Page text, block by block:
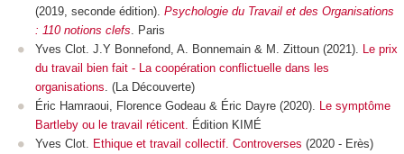
(2019, seconde édition). Psychologie du Travail et des Organisations
: 110 notions clefs . Paris
Yves Clot. J.Y Bonnefond, A. Bonnemain & M. Zittoun (2021).
Le prix
du travail bien fait - La coopération conflictuelle dans les
organisations . (La Découverte)
Éric Hamraoui, Florence Godeau & Éric Dayre (2020).
Le symptôme
Bartleby ou le travail réticent.
Édition KIMÉ
Yves Clot.
Ethique et travail collectif. Controverses (2020 - Erès)